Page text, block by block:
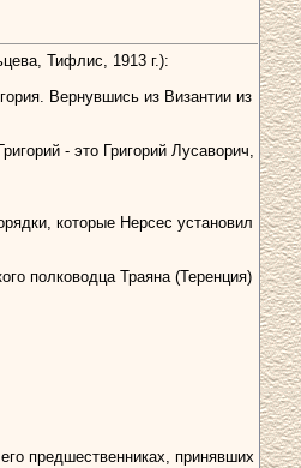
Тифлис, 1913 г.):
Вернувшись из Византии из
- это Григорий Лусаворич,
которые Нерсес установил
полководца Траяна (Теренция)
предшественниках, принявших